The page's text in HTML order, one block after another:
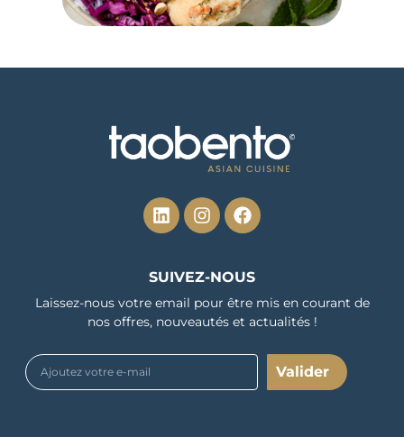
SUIVEZ-NOUS
Laissez-nous votre email pour être mis en courant de
nos offres, nouveautés et actualités !
Valider